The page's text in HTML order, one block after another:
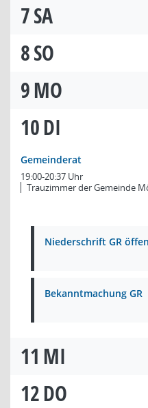
7SA
8SO
9MO
10DI
Gemeinderat
19:00-20:37 Uhr
Trauzimmer der Gemeinde
Niederschrift GR
Bekanntmachung GR
11 MI
12DO